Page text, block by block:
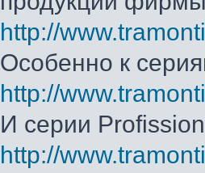
http://
Особенно к
http://
И серии
http://